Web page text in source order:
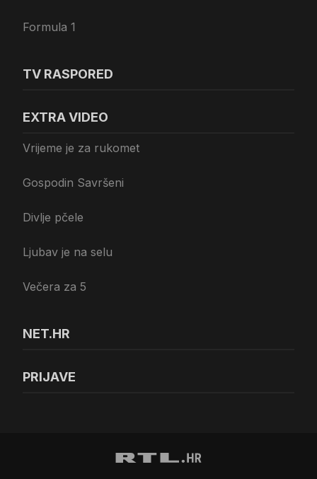
Formula 1
TV RASPORED
EXTRA VIDEO
Vrijeme je za rukomet
Gospodin Savršeni
Divlje pčele
Ljubav je na selu
Večera za 5
NET.HR
PRIJAVE